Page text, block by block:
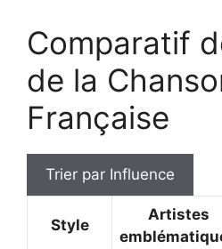
Comparatif
de la
Française
Trier par Influence
Style
Artistes